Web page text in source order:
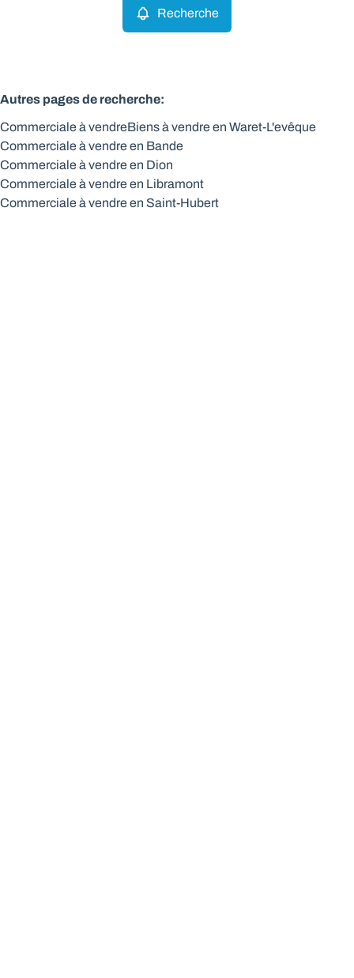
Max. budget
Chercher
Recherche
Autres pages de recherche:
Commerciale à vendreBiens à vendre en Waret-L'evêque
Commerciale à vendre en Bande
Commerciale à vendre en Dion
Commerciale à vendre en Libramont
Commerciale à vendre en Saint-Hubert